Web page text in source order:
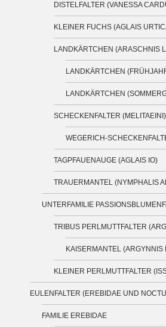
DISTELFALTER (VANESSA
KLEINER FUCHS (AGLAIS
LANDKÄRTCHEN (ARASCHNIS
LANDKÄRTCHEN
LANDKÄRTCHEN
SCHECKENFALTER (MELITAEINI)
WEGERICH-
TAGPFAUENAUGE (AGLAIS IO)
TRAUERMANTEL (NYMPHALIS
UNTERFAMILIE
TRIBUS PERLMUTTFALTER
KAISERMANTEL (ARGYNNIS
KLEINER PERLMUTTFALTER
EULENFALTER (EREBIDAE UND
FAMILIE EREBIDAE